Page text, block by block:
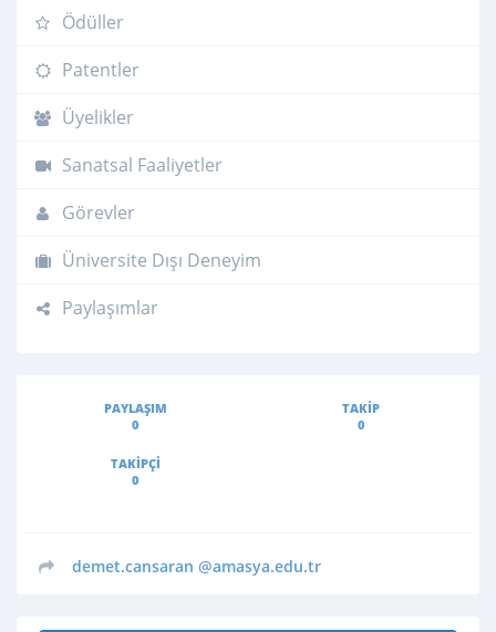
Ödüller
Patentler
Üyelikler
Sanatsal Faaliyetler
Görevler
Üniversite Dışı Deneyim
Paylaşımlar
PAYLAŞIM
0
TAKIP
0
TAKIPÇI
0
demet.cansaran @amasya.edu.tr